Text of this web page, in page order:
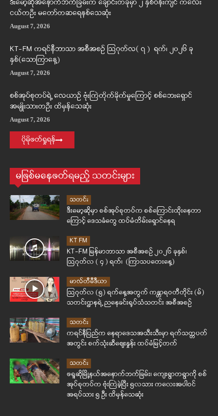
ဒီးမော့ဆိုအနောက်ဘက်ခြမ်းက ချောင်းတခုမှာ ၂ နှစ်ဝန်းကျင် ကလေး
ငယ်တဦး မတော်တဆရေနစ်သေဆုံး
August 7, 2026
KT-FM ကရင်နီဘာသာ အစီအစဉ် ဩဂုတ်လ( ၇ ) ရက်၊ ၂၀၂၆ ခု
နှစ်(သောကြာနေ့)
August 7, 2026
စစ်အုပ်စုတပ်ရဲ့ လေယာဉ် ဗုံးကြဲတိုက်ခိုက်မှုကြောင့် စစ်ဘေးရှောင်
အမျိုးသားတဦး ထိမှန်သေဆုံး
August 7, 2026
ပိုမိုဖတ်ရှုရန်
မဖြစ်မနေဖတ်ရမည့် သတင်းများ
သတင်း
ဒီးမော့ဆိုမှာ စစ်အုပ်စုတပ်က စစ်ကြောင်းထိုးနေတာ
ကြောင့် ဒေသခံတွေ ထပ်မံတိမ်းရှောင်နေရ
KT FM
KT-FM မြန်မာဘာသာ အစီအစဉ် ၂၀၂၆ ခုနှစ်၊
ဩဂုတ်လ ( ၄ ) ရက်၊ (ကြာသပတေးနေ့)
မာလ်တီမီဒီယာ
ဩဂုတ်လ (၅) ရက်နေ့အတွက် ကန္တာရဝတီတိုင်း (မ်)
သတင်းဌာနရဲ့ ညနေခင်းရုပ်သံသတင်း အစီအစဉ်
သတင်း
ကရင်နီပြည်က နေရာဒေသအသီးသီးမှာ ရက်သတ္တပတ်
အတွင်း စက်သုံးဆီဈေးနှုန်း ထပ်မံမြင့်တက်
သတင်း
ဖရူဆိုမြို့နယ်အနောက်ဘက်ခြမ်း၊ ကျေးရွာတရွာကို စစ်
အုပ်စုတပ်က ဗုံးကြဲခဲ့ပြီး ၅လသား ကလေးအပါဝင်
အရပ်သား ၅ ဦး ထိမှန်သေဆုံး